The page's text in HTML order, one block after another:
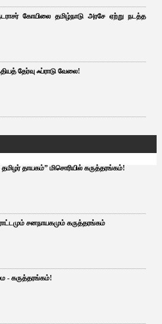
கோயிலை தமிழ்நாடு அரசே ஏற்று நடத்த
தேர்வு ஃப்ராடு வேலை!
தமிழர் தாயகம்” மிசொரியில் கருத்தரங்கம்!
சனநாயகமும் கருத்தரங்கம்
- கருத்தரங்கம்!